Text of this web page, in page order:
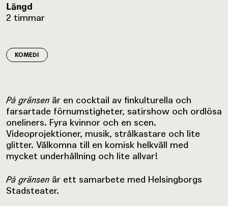
Längd
2 timmar
KOMEDI
På gränsen är en cocktail av finkulturella och
farsartade förnumstigheter, satirshow och ordlösa
oneliners. Fyra kvinnor och en scen.
Videoprojektioner, musik, strålkastare och lite
glitter. Välkomna till en komisk helkväll med
mycket underhållning och lite allvar!
På gränsen är ett samarbete med Helsingborgs
Stadsteater.